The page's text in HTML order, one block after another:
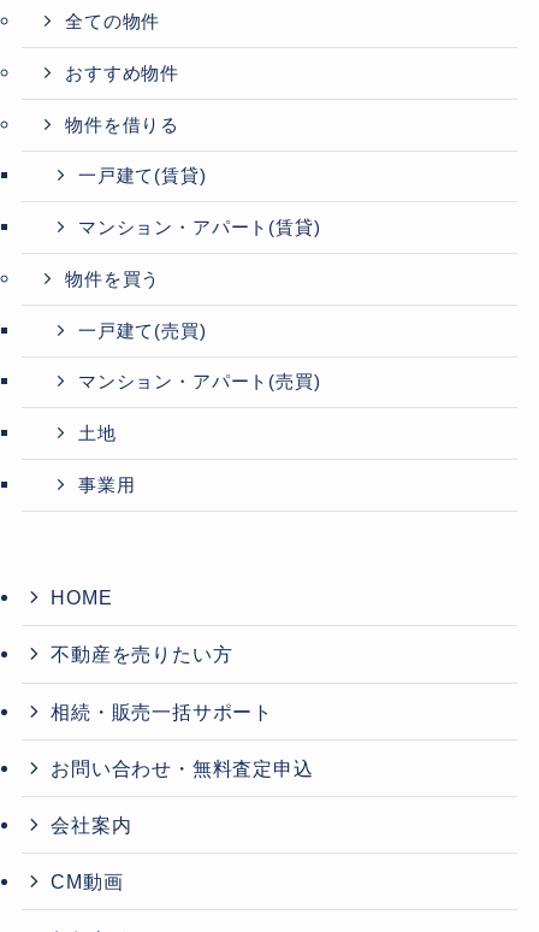
全ての物件
おすすめ物件
物件を借りる
一戸建て(賃貸)
マンション・アパート(賃貸)
物件を買う
一戸建て(売買)
マンション・アパート(売買)
土地
事業用
HOME
不動産を売りたい方
相続・販売一括サポート
お問い合わせ・無料査定申込
会社案内
CM動画